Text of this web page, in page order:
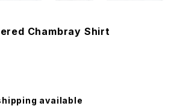
Chambray Shirt
available